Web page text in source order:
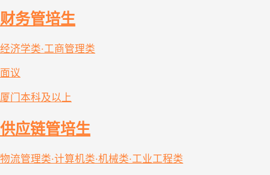
财务管培生
经济学类·工商管理类
面议
厦门本科及以上
供应链管培生
物流管理类·计算机类·机械类·工业工程类